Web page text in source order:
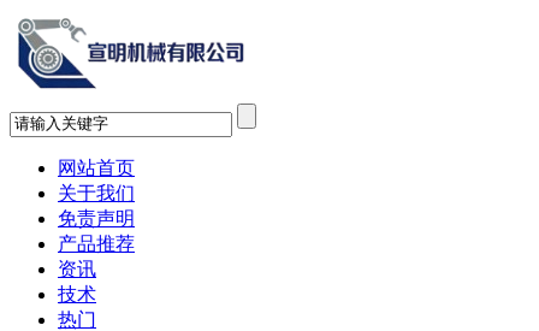
网站首页
关于我们
免责声明
产品推荐
资讯
技术
热门